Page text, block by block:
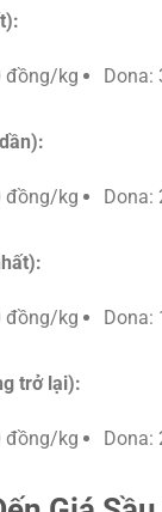
đồng/kg Dona:
đồng/kg Dona:
đồng/kg Dona:
trở lại):
đồng/kg